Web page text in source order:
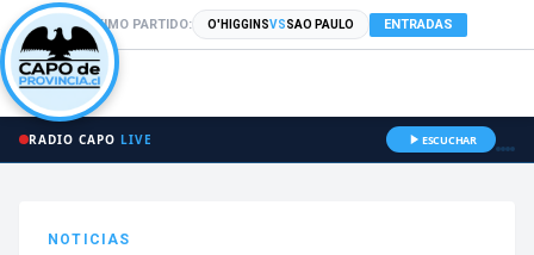
PRÓXIMO PARTIDO: O'HIGGINSVSSAO PAULO ENTRADAS
RADIO CAPO LIVE ESCUCHAR
NOTICIAS